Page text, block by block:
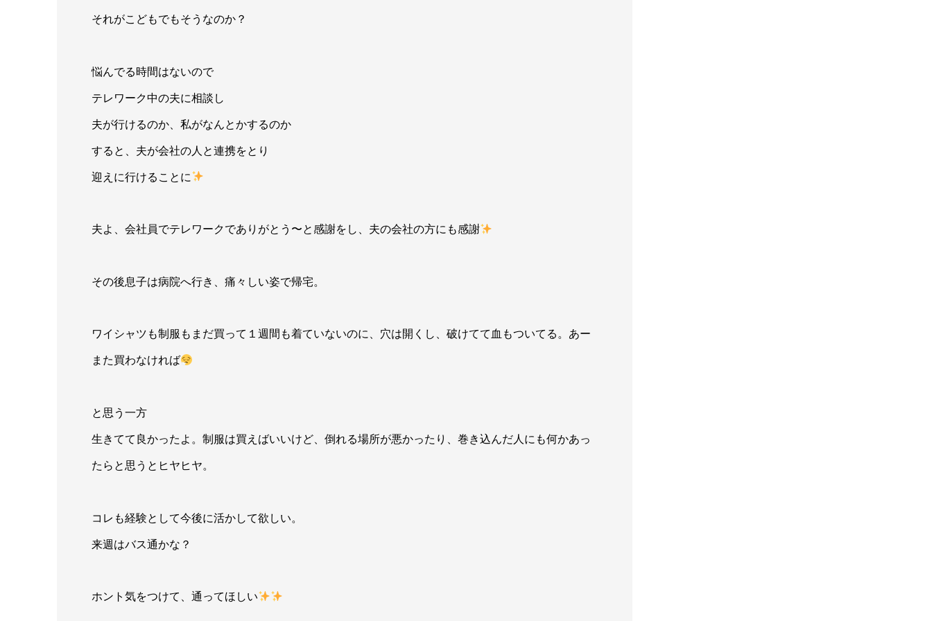
それがこどもでもそうなのか？
悩んでる時間はないので
テレワーク中の夫に相談し
夫が行けるのか、私がなんとかするのか
すると、夫が会社の人と連携をとり
迎えに行けることに
夫よ、会社員でテレワークでありがとう〜と感謝をし、夫の会社の方にも感謝
その後息子は病院へ行き、痛々しい姿で帰宅。
ワイシャツも制服もまだ買って１週間も着ていないのに、穴は開くし、破けてて血もついてる。あー
また買わなければ
と思う一方
生きてて良かったよ。制服は買えばいいけど、倒れる場所が悪かったり、巻き込んだ人にも何かあっ
たらと思うとヒヤヒヤ。
コレも経験として今後に活かして欲しい。
来週はバス通かな？
ホント気をつけて、通ってほしい